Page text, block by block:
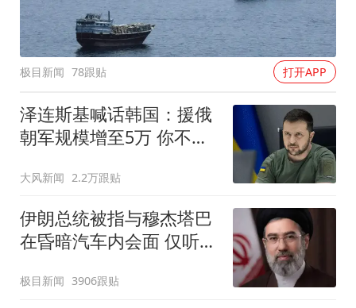
极目新闻 78跟贴 打开APP
泽连斯基喊话韩国：援俄
朝军规模增至5万 你不担
大风新闻 2.2万跟贴
伊朗总统被指与穆杰塔巴
在昏暗汽车内会面 仅听到
极目新闻 3906跟贴